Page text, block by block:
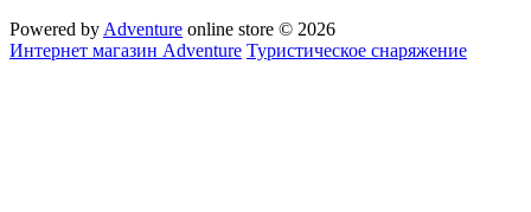
Powered by Adventure online store © 2026
Интернет магазин Adventure Туристическое снаряжение